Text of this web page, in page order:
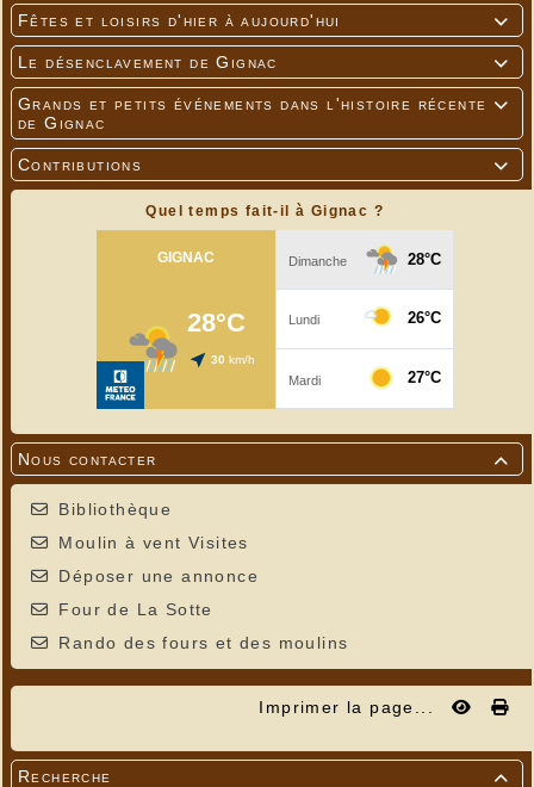

Fêtes et loisirs d'hier à aujourd'hui

Le désenclavement de Gignac

Grands et petits événements dans l'histoire récente
de Gignac

Contributions
Quel temps fait-il à Gignac ?

Nous contacter
Bibliothèque
Moulin à vent Visites
Déposer une annonce
Four de La Sotte
Rando des fours et des moulins
Imprimer la page...

Recherche